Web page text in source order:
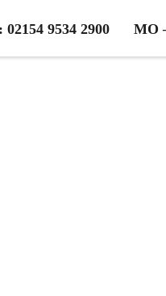
9534 2900 MO